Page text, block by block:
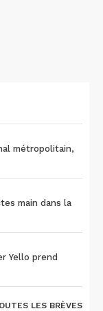
métropolitain,
main dans la
Yello prend
LES BRÈVES